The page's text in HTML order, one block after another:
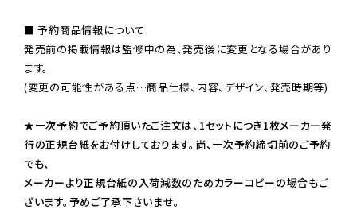
■ 予約商品情報について
発売前の掲載情報は監修中の為、発売後に変更となる場合があり
ます。
(変更の可能性がある点…商品仕様、内容、デザイン、発売時期等)
★一次予約でご予約頂いたご注文は、1セットにつき1枚メーカー発
行の正規台紙をお付けしております。尚、一次予約締切前のご予約
でも、
メーカーより正規台紙の入荷減数のためカラーコピーの場合もご
ざいます。予めご了承下さいませ。